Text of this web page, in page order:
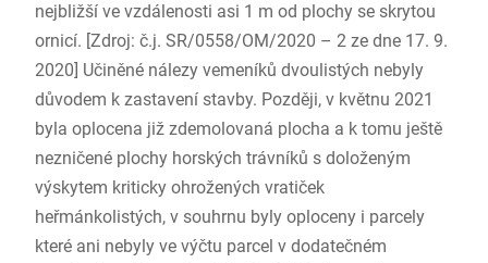
nejbližší ve vzdálenosti asi 1 m od plochy se skrytou
ornicí. [Zdroj: č.j. SR/0558/OM/2020 – 2 ze dne 17. 9.
2020] Učiněné nálezy vemeníků dvoulistých nebyly
důvodem k zastavení stavby. Později, v květnu 2021
byla oplocena již zdemolovaná plocha a k tomu ještě
nezničené plochy horských trávníků s doloženým
výskytem kriticky ohrožených vratiček
heřmánkolistých, v souhrnu byly oploceny i parcely
které ani nebyly ve výčtu parcel v dodatečném